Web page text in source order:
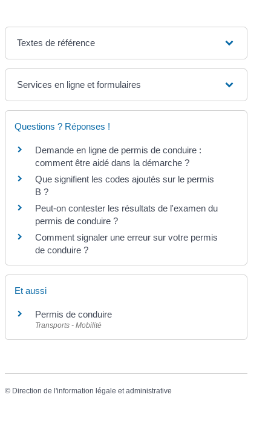
Textes de référence
Services en ligne et formulaires
Questions ? Réponses !
Demande en ligne de permis de conduire :
comment être aidé dans la démarche ?
Que signifient les codes ajoutés sur le permis
B ?
Peut-on contester les résultats de l'examen du
permis de conduire ?
Comment signaler une erreur sur votre permis
de conduire ?
Et aussi
Permis de conduire
Transports - Mobilité
© Direction de l'information légale et administrative